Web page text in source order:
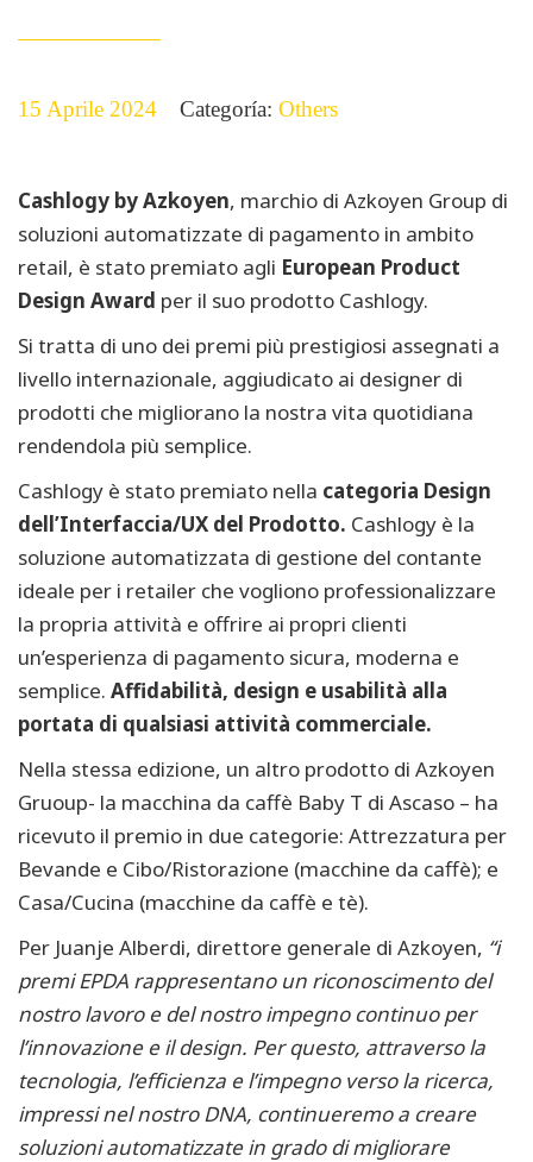
15 Aprile 2024 Categoría: Others
Cashlogy by Azkoyen, marchio di Azkoyen Group di
soluzioni automatizzate di pagamento in ambito
retail, è stato premiato agli European Product
Design Award per il suo prodotto Cashlogy.
Si tratta di uno dei premi più prestigiosi assegnati a
livello internazionale, aggiudicato ai designer di
prodotti che migliorano la nostra vita quotidiana
rendendola più semplice.
Cashlogy è stato premiato nella categoria Design
dell’Interfaccia/UX del Prodotto. Cashlogy è la
soluzione automatizzata di gestione del contante
ideale per i retailer che vogliono professionalizzare
la propria attività e offrire ai propri clienti
un’esperienza di pagamento sicura, moderna e
semplice. Affidabilità, design e usabilità alla
portata di qualsiasi attività commerciale.
Nella stessa edizione, un altro prodotto di Azkoyen
Gruoup- la macchina da caffè Baby T di Ascaso – ha
ricevuto il premio in due categorie: Attrezzatura per
Bevande e Cibo/Ristorazione (macchine da caffè); e
Casa/Cucina (macchine da caffè e tè).
Per Juanje Alberdi, direttore generale di Azkoyen, “i
premi EPDA rappresentano un riconoscimento del
nostro lavoro e del nostro impegno continuo per
l’innovazione e il design. Per questo, attraverso la
tecnologia, l’efficienza e l’impegno verso la ricerca,
impressi nel nostro DNA, continueremo a creare
soluzioni automatizzate in grado di migliorare